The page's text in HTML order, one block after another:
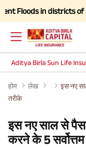
in districts of
Aditya Birla Sun Life
होम लेख
इस नए
तरीके
इस नए साल से
करने के 5